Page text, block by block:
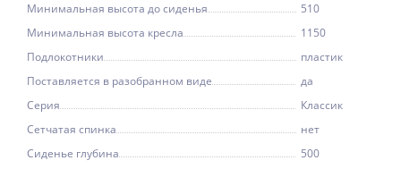
Минимальная высота до сиденья
510
Минимальная высота кресла
1150
Подлокотники
пластик
Поставляется в разобранном виде
да
Серия
Классик
Сетчатая спинка
нет
Сиденье глубина
500